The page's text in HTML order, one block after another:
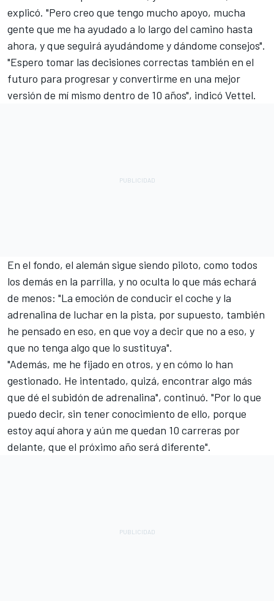
explicó. "Pero creo que tengo mucho apoyo, mucha
gente que me ha ayudado a lo largo del camino hasta
ahora, y que seguirá ayudándome y dándome consejos".
"Espero tomar las decisiones correctas también en el
futuro para progresar y convertirme en una mejor
versión de mí mismo dentro de 10 años", indicó Vettel.
En el fondo, el alemán sigue siendo piloto, como todos
los demás en la parrilla, y no oculta lo que más echará
de menos: "La emoción de conducir el coche y la
adrenalina de luchar en la pista, por supuesto, también
he pensado en eso, en que voy a decir que no a eso, y
que no tenga algo que lo sustituya".
"Además, me he fijado en otros, y en cómo lo han
gestionado. He intentado, quizá, encontrar algo más
que dé el subidón de adrenalina", continuó. "Por lo que
puedo decir, sin tener conocimiento de ello, porque
estoy aquí ahora y aún me quedan 10 carreras por
delante, que el próximo año será diferente".